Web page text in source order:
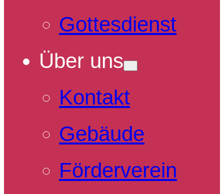
Gottesdienst
Über uns
Kontakt
Gebäude
Förderverein